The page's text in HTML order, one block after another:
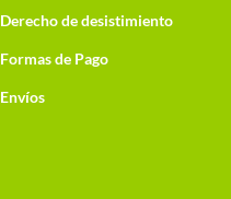
Derecho de desistimiento
Formas de Pago
Envíos